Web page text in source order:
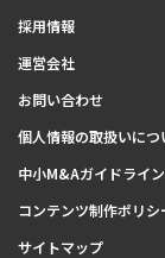
採用情報
運営会社
お問い合わせ
個人情報の取扱いにつ
中小M&Aガイドライ
コンテンツ制作ポリシ
サイトマップ